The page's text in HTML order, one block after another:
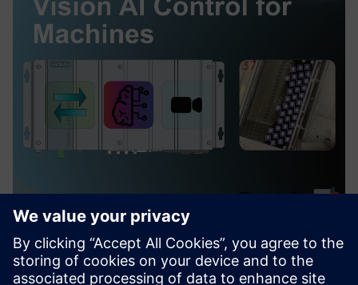
Vision AI Control for Machines
This offering provides a complete AI vision solution to